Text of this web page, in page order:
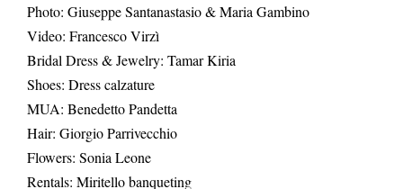
Photo: Giuseppe Santanastasio & Maria Gambino
Video: Francesco Virzì
Bridal Dress & Jewelry: Tamar Kiria
Shoes: Dress calzature
MUA: Benedetto Pandetta
Hair: Giorgio Parrivecchio
Flowers: Sonia Leone
Rentals: Miritello banqueting